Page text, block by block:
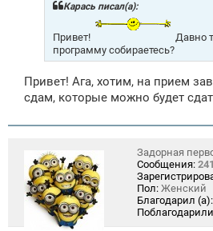
Карась писал(а):
Привет!
Давно
программу собираетесь?
Привет! Ага, хотим, на прием
сдам, которые можно будет
Задорная
Сообщения: 241
Пол: Женский
Благодарил (а):